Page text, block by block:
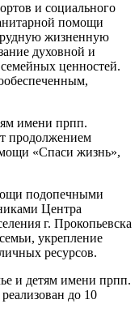
и социального
помощи
жизненную
духовной и
ценностей.
имени прпп.
продолжением
«Спаси жизнь»,
подопечными
Центра
г. Прокопьевска
укрепление
ресурсов.
и детям имени прпп.
до 10